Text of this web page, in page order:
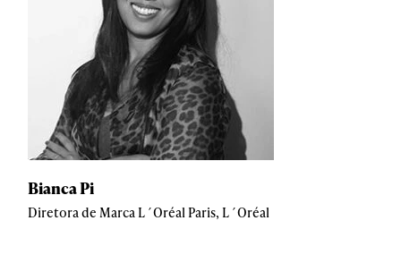
Bianca Pi
Diretora de Marca L´Oréal Paris, L´Oréal